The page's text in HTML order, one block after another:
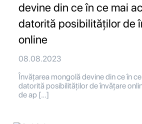
devine din ce în ce mai
datorită posibilităților de
online
08.08.2023
Învățarea mongolă devine din ce în
datorită posibilităților de învățare
de ap […]